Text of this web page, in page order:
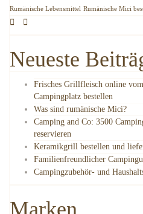
Rumänische Lebensmittel Rumänische Mici
Neueste
Frisches Grillfleisch online
Campingplatz bestellen
Was sind rumänische Mici?
Camping and Co: 3500
reservieren
Keramikgrill bestellen und
Familienfreundlicher
Campingzubehör- und
Marken